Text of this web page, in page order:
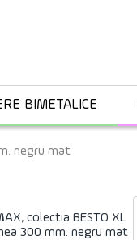
BIMETALICE
negru mat
colectia BESTO XL
300 mm. negru mat